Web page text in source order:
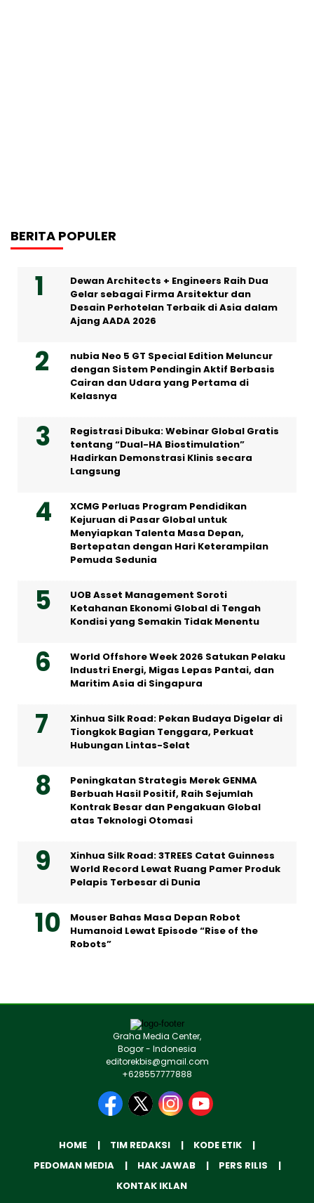
BERITA POPULER
Dewan Architects + Engineers Raih Dua
Gelar sebagai Firma Arsitektur dan
Desain Perhotelan Terbaik di Asia dalam
Ajang AADA 2026
nubia Neo 5 GT Special Edition Meluncur
dengan Sistem Pendingin Aktif Berbasis
Cairan dan Udara yang Pertama di
Kelasnya
Registrasi Dibuka: Webinar Global Gratis
tentang “Dual-HA Biostimulation”
Hadirkan Demonstrasi Klinis secara
Langsung
XCMG Perluas Program Pendidikan
Kejuruan di Pasar Global untuk
Menyiapkan Talenta Masa Depan,
Bertepatan dengan Hari Keterampilan
Pemuda Sedunia
UOB Asset Management Soroti
Ketahanan Ekonomi Global di Tengah
Kondisi yang Semakin Tidak Menentu
World Offshore Week 2026 Satukan Pelaku
Industri Energi, Migas Lepas Pantai, dan
Maritim Asia di Singapura
Xinhua Silk Road: Pekan Budaya Digelar di
Tiongkok Bagian Tenggara, Perkuat
Hubungan Lintas-Selat
Peningkatan Strategis Merek GENMA
Berbuah Hasil Positif, Raih Sejumlah
Kontrak Besar dan Pengakuan Global
atas Teknologi Otomasi
Xinhua Silk Road: 3TREES Catat Guinness
World Record Lewat Ruang Pamer Produk
Pelapis Terbesar di Dunia
Mouser Bahas Masa Depan Robot
Humanoid Lewat Episode “Rise of the
Robots”
Graha Media Center,
Bogor - Indonesia
editorekbis@gmail.com
+628557777888
HOME TIM REDAKSI
KODE ETIK
PEDOMAN MEDIA
HAK JAWAB
PERS RILIS
KONTAK IKLAN